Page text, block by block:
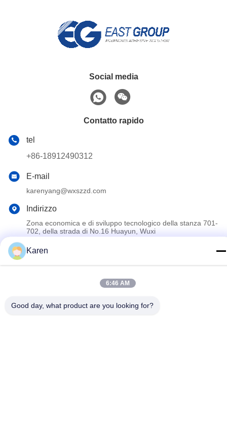
Social media
Contatto rapido
tel
+86-18912490312
E-mail
karenyang@wxszzd.com
Indirizzo
Zona economica e di sviluppo tecnologico della stanza 701-
702, della strada di No.16 Huayun, Wuxi
Informativa sulla privacy|Mappa del sito
La Cina va bene. Qualità Colla calda della colata di PUR
i diritti riservati.
Karen
6:46 AM
Good day, what product are you looking for?